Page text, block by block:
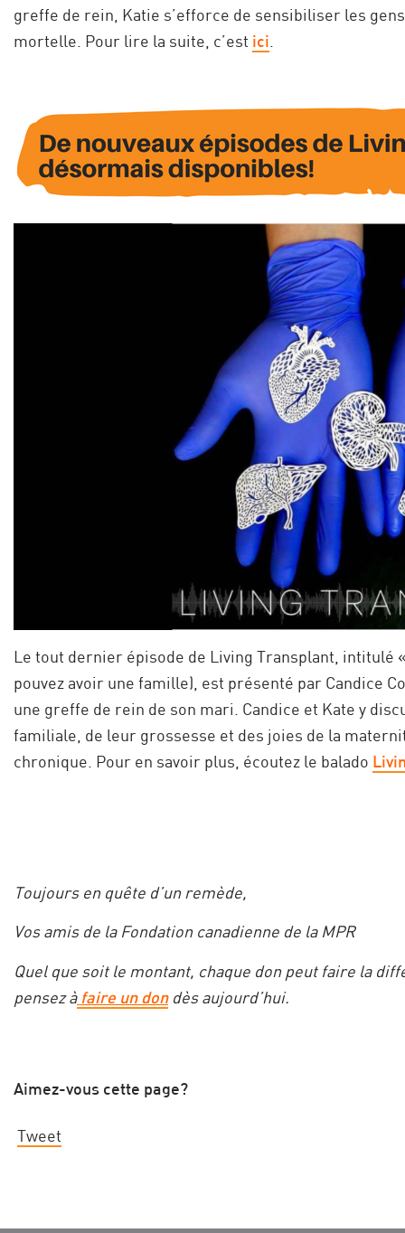
greffe de rein, Katie s’efforce de sensibiliser les
mortelle. Pour lire la suite, c’est ici
Le tout dernier épisode de Living Transplant, intitulé «
pouvez avoir une famille), est présenté par Candice
une greffe de rein de son mari. Candice et Kate y
familiale, de leur grossesse et des joies de la
chronique. Pour en savoir plus, écoutez le balado
Toujours en quête d’un remède,
Vos amis de la Fondation canadienne de la MPR
Quel que soit le montant, chaque don peut faire la
pensez àfaire un dondès aujourd’hui.
Aimez-vous cette page?
Tweet